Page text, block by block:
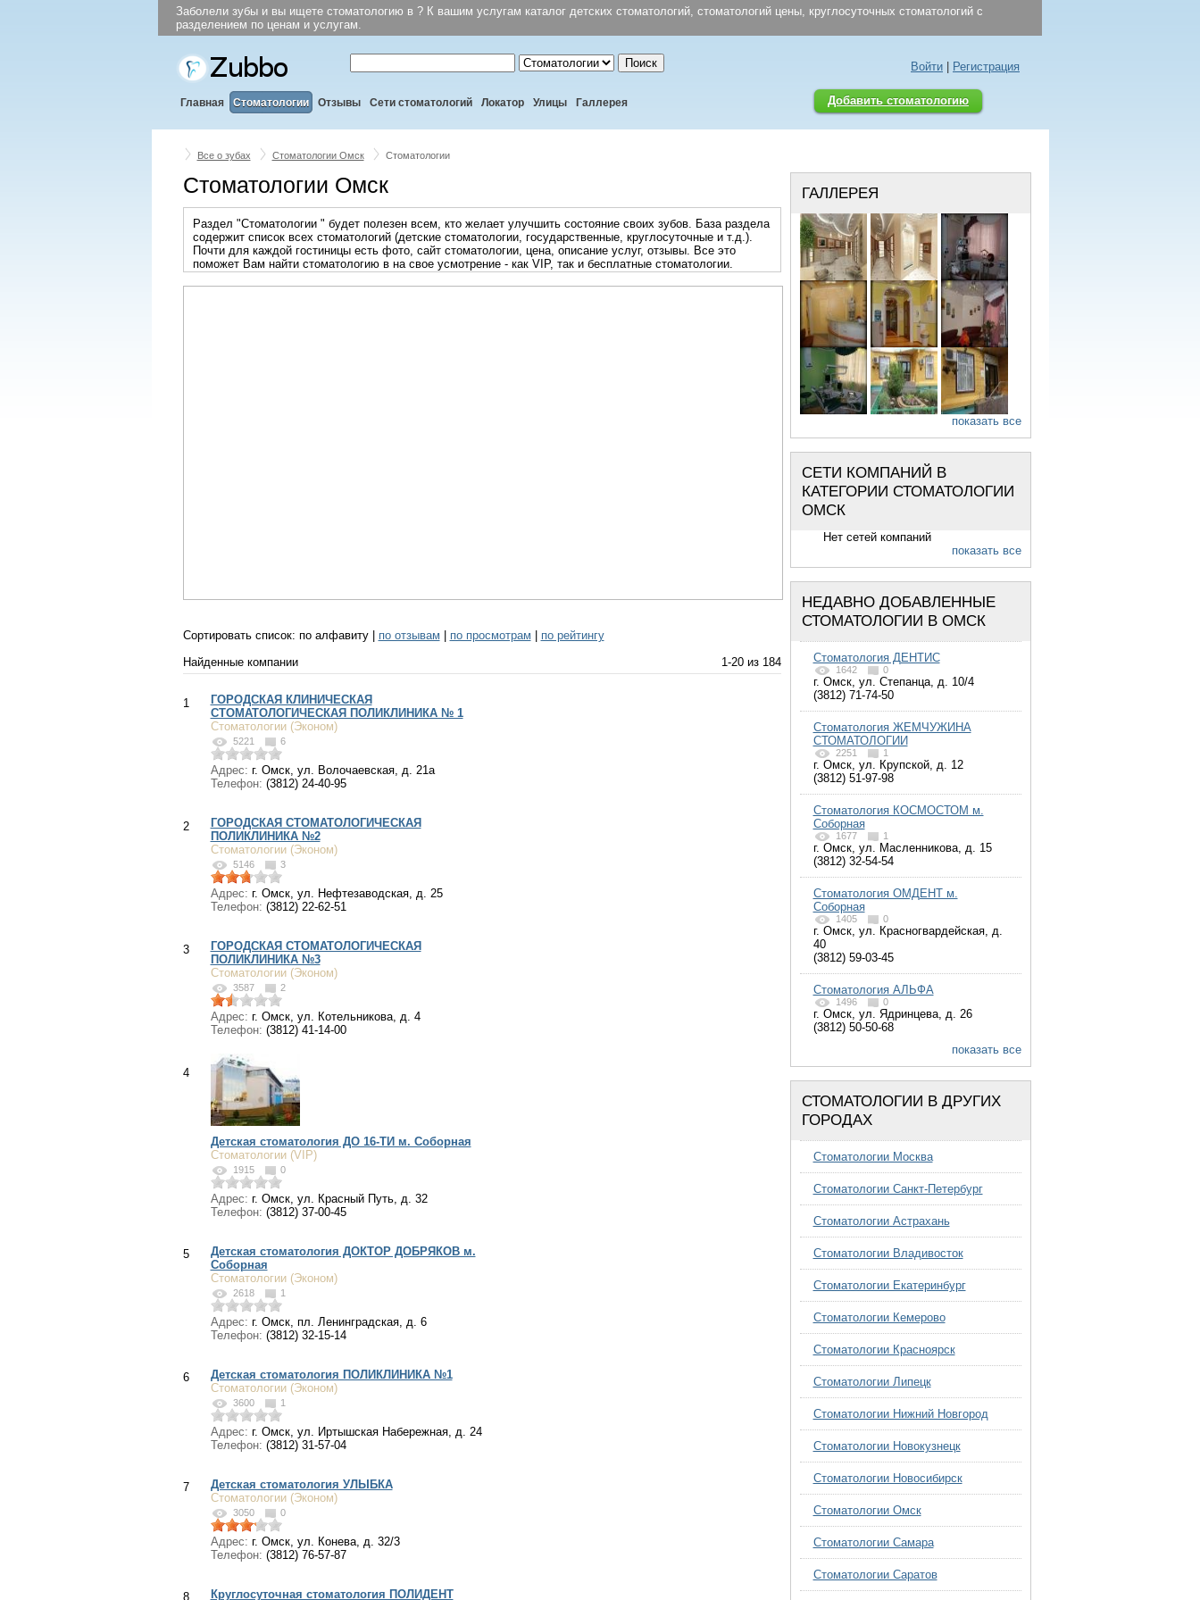
Заболели зубы и вы ищете стоматологию в ? К вашим услугам каталог детских стоматологий, стоматологий цены, круглосуточных стоматологий с
разделением по ценам и услугам.
Поиск Войти Регистрация
Главная Стоматологии Отзывы Сети стоматологий Локатор Улицы Галлерея Добавить стоматологию
Все о зубах Стоматологии Омск Стоматологии
Стоматологии Омск
Раздел "Стоматологии " будет полезен всем, кто желает улучшить состояние своих зубов. База раздела
содержит список всех стоматологий (детские стоматологии, государственные, круглосуточные и т.д.).
Почти для каждой гостиницы есть фото, сайт стоматологии, цена, описание услуг, отзывы. Все это
поможет Вам найти стоматологию в на свое усмотрение - как VIP, так и бесплатные стоматологии.
Сортировать список: по алфавиту| по отзывам по просмотрам
по рейтингу
Найденные компании
1-20 из 184
1
ГОРОДСКАЯ КЛИНИЧЕСКАЯ
СТОМАТОЛОГИЧЕСКАЯ ПОЛИКЛИНИКА № 1
Стоматологии (Эконом)
5221 6
Адрес: г. Омск, ул. Волочаевская, д. 21а
Телефон: (3812) 24-40-95
2
ГОРОДСКАЯ СТОМАТОЛОГИЧЕСКАЯ
ПОЛИКЛИНИКА №2
Стоматологии (Эконом)
5146 3
Адрес: г. Омск, ул. Нефтезаводская, д. 25
Телефон: (3812) 22-62-51
3
ГОРОДСКАЯ СТОМАТОЛОГИЧЕСКАЯ
ПОЛИКЛИНИКА №3
Стоматологии (Эконом)
3587 2
Адрес: г. Омск, ул. Котельникова, д. 4
Телефон: (3812) 41-14-00
4
Детская стоматология ДО 16-ТИ м. Соборная
Стоматологии (VIP)
1915 0
Адрес: г. Омск, ул. Красный Путь, д. 32
Телефон: (3812) 37-00-45
5
Детская стоматология ДОКТОР ДОБРЯКОВ м.
Соборная
Стоматологии (Эконом)
2618 1
Адрес: г. Омск, пл. Ленинградская, д. 6
Телефон: (3812) 32-15-14
6
Детская стоматология ПОЛИКЛИНИКА №1
Стоматологии (Эконом)
3600 1
Адрес: г. Омск, ул. Иртышская Набережная, д. 24
Телефон: (3812) 31-57-04
7
Детская стоматология УЛЫБКА
Стоматологии (Эконом)
3050 0
Адрес: г. Омск, ул. Конева, д. 32/3
Телефон: (3812) 76-57-87
8
Круглосуточная стоматология ПОЛИДЕНТ
ГАЛЛЕРЕЯ
показать все
СЕТИ КОМПАНИЙ В
КАТЕГОРИИ СТОМАТОЛОГИИ
ОМСК
Нет сетей компаний
показать все
НЕДАВНО ДОБАВЛЕННЫЕ
СТОМАТОЛОГИИ В ОМСК
Стоматология ДЕНТИС
1642 0
г. Омск, ул. Степанца, д. 10/4
(3812) 71-74-50
Стоматология ЖЕМЧУЖИНА
СТОМАТОЛОГИИ
2251 1
г. Омск, ул. Крупской, д. 12
(3812) 51-97-98
Стоматология КОСМОСТОМ м.
Соборная
1677 1
г. Омск, ул. Масленникова, д. 15
(3812) 32-54-54
Стоматология ОМДЕНТ м.
Соборная
1405 0
г. Омск, ул. Красногвардейская, д.
40
(3812) 59-03-45
Стоматология АЛЬФА
1496 0
г. Омск, ул. Ядринцева, д. 26
(3812) 50-50-68
показать все
СТОМАТОЛОГИИ В ДРУГИХ
ГОРОДАХ
Стоматологии Москва
Стоматологии Санкт-Петербург
Стоматологии Астрахань
Стоматологии Владивосток
Стоматологии Екатеринбург
Стоматологии Кемерово
Стоматологии Красноярск
Стоматологии Липецк
Стоматологии Нижний Новгород
Стоматологии Новокузнецк
Стоматологии Новосибирск
Стоматологии Омск
Стоматологии Самара
Стоматологии Саратов